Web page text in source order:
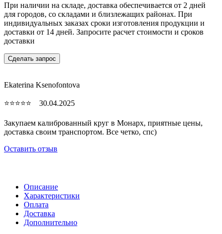
При наличии на складе, доставка обеспечивается от 2 дней
для городов, со складами и близлежащих районах. При
индивидуальных заказах сроки изготовления продукции и
доставки от 14 дней. Запросите расчет стоимости и сроков
доставки
Сделать запрос
Ekaterina Ksenofontova
⭐⭐⭐⭐⭐ 30.04.2025
Закупаем калиброванный круг в Монарх, приятные цены,
доставка своим транспортом. Все четко, спc)
Оставить отзыв
Описание
Характеристики
Оплата
Доставка
Дополнительно